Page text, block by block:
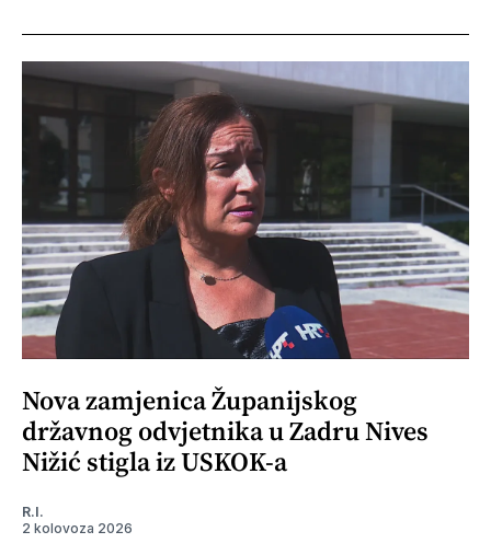
Nova zamjenica Županijskog
državnog odvjetnika u Zadru Nives
Nižić stigla iz USKOK-a
R.I.
2 kolovoza 2026